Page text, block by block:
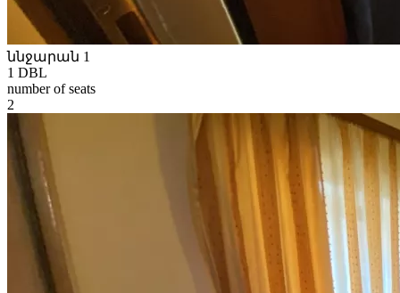
ննջարան 1
1 DBL
number of seats
2